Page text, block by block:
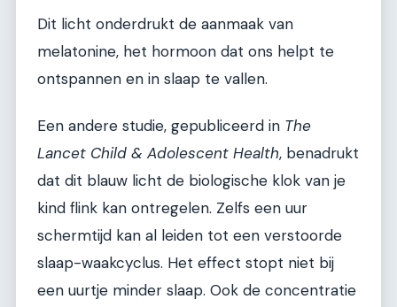
Dit licht onderdrukt de aanmaak van
melatonine, het hormoon dat ons helpt te
ontspannen en in slaap te vallen.
Een andere studie, gepubliceerd in The
Lancet Child & Adolescent Health, benadrukt
dat dit blauw licht de biologische klok van je
kind flink kan ontregelen. Zelfs een uur
schermtijd kan al leiden tot een verstoorde
slaap-waakcyclus. Het effect stopt niet bij
een uurtje minder slaap. Ook de concentratie